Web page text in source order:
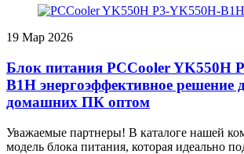
19 Мар 2026
Блок питания PCCooler YK550H
B1H энергоэффективное решение
домашних ПК оптом
Уважаемые партнеры! В каталоге нашей
модель блока питания, которая идеально